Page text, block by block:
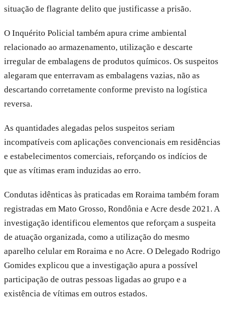
situação de flagrante delito que justificasse a prisão.
O Inquérito Policial também apura crime ambiental
relacionado ao armazenamento, utilização e descarte
irregular de embalagens de produtos químicos. Os suspeitos
alegaram que enterravam as embalagens vazias, não as
descartando corretamente conforme previsto na logística
reversa.
As quantidades alegadas pelos suspeitos seriam
incompatíveis com aplicações convencionais em residências
e estabelecimentos comerciais, reforçando os indícios de
que as vítimas eram induzidas ao erro.
Condutas idênticas às praticadas em Roraima também foram
registradas em Mato Grosso, Rondônia e Acre desde 2021. A
investigação identificou elementos que reforçam a suspeita
de atuação organizada, como a utilização do mesmo
aparelho celular em Roraima e no Acre. O Delegado Rodrigo
Gomides explicou que a investigação apura a possível
participação de outras pessoas ligadas ao grupo e a
existência de vítimas em outros estados.